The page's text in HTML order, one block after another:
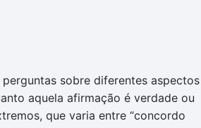
sobre diferentes aspectos
aquela afirmação é verdade ou
que varia entre “concordo